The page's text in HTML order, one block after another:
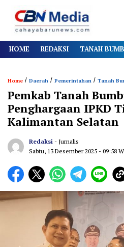
HOME REDAKSI TANAH
Home / Daerah / Pemerintahan / Tanah
Pemkab Tanah
Penghargaan IPKD
Kalimantan Selatan
Redaksi - Jurnalis
Sabtu, 13 Desember 2025 - 09:58